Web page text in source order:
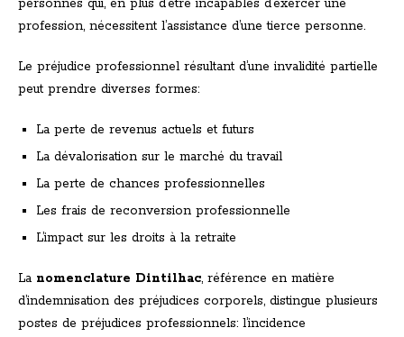
personnes qui, en plus d’être incapables d’exercer une
profession, nécessitent l’assistance d’une tierce personne.
Le préjudice professionnel résultant d’une invalidité partielle
peut prendre diverses formes:
La perte de revenus actuels et futurs
La dévalorisation sur le marché du travail
La perte de chances professionnelles
Les frais de reconversion professionnelle
L’impact sur les droits à la retraite
La nomenclature Dintilhac, référence en matière
d’indemnisation des préjudices corporels, distingue plusieurs
postes de préjudices professionnels: l’incidence